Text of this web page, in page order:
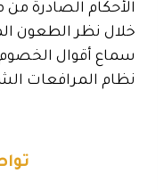
الأحكام الصادرة من
خلال نظر الطعون
سماع أقوال الخصوم
نظام المرافعات